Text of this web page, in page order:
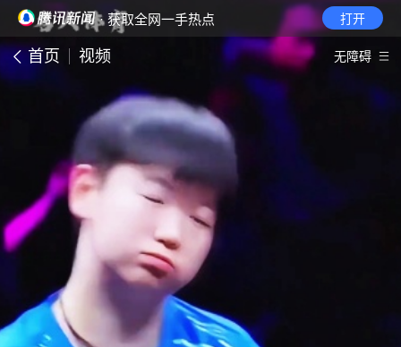
· 获取全网一手热点 打开
首页 视频 无障碍